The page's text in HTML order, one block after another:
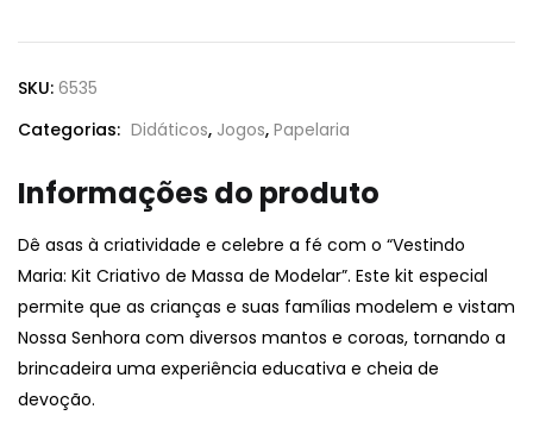
SKU: 6535
Categorias: Didáticos, Jogos, Papelaria
Informações do produto
Dê asas à criatividade e celebre a fé com o “Vestindo
Maria: Kit Criativo de Massa de Modelar”. Este kit especial
permite que as crianças e suas famílias modelem e vistam
Nossa Senhora com diversos mantos e coroas, tornando a
brincadeira uma experiência educativa e cheia de
devoção.